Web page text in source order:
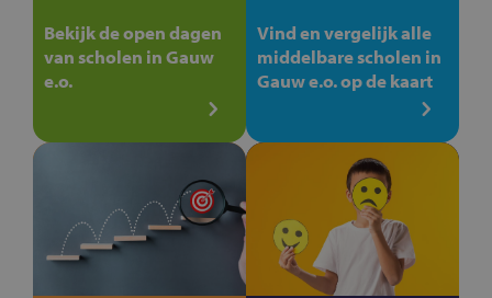
Bekijk de open dagen
van scholen in Gauw
e.o.
Vind en vergelijk alle
middelbare scholen in
Gauw e.o. op de kaart